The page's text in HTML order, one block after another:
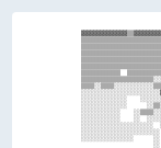
▒▒▒▒▒▒▒▒▒▒▒▒
░░░░░░░░░░░░░░
░░░░░░░░░░░░░░
░░░░░░░░░░░░
░░░░░░░░░░░░    ░░
░░░░░░░░░░░░░░░░